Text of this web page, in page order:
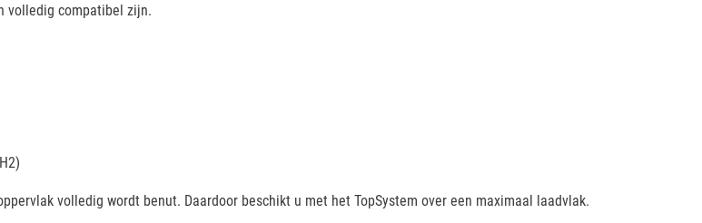
volledig compatibel zijn.
volledig wordt benut. Daardoor beschikt u met het TopSystem over een maximaal laadvlak.